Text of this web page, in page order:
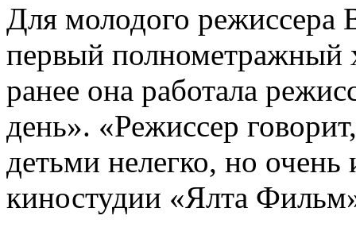
Для молодого режиссера
первый полнометражный
ранее она работала
день». «Режиссер
детьми нелегко, но
киностудии «Ялта